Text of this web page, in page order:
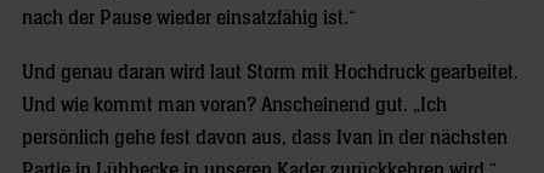
nach der Pause wieder einsatzfähig ist.“
Und genau daran wird laut Storm mit Hochdruck gearbeitet.
Und wie kommt man voran? Anscheinend gut. „Ich
persönlich gehe fest davon aus, dass Ivan in der nächsten